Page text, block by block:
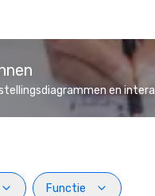
en
Functie